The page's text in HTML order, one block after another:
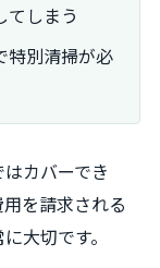
てしまう
特別清掃が必
カバーでき
を請求される
大切です。